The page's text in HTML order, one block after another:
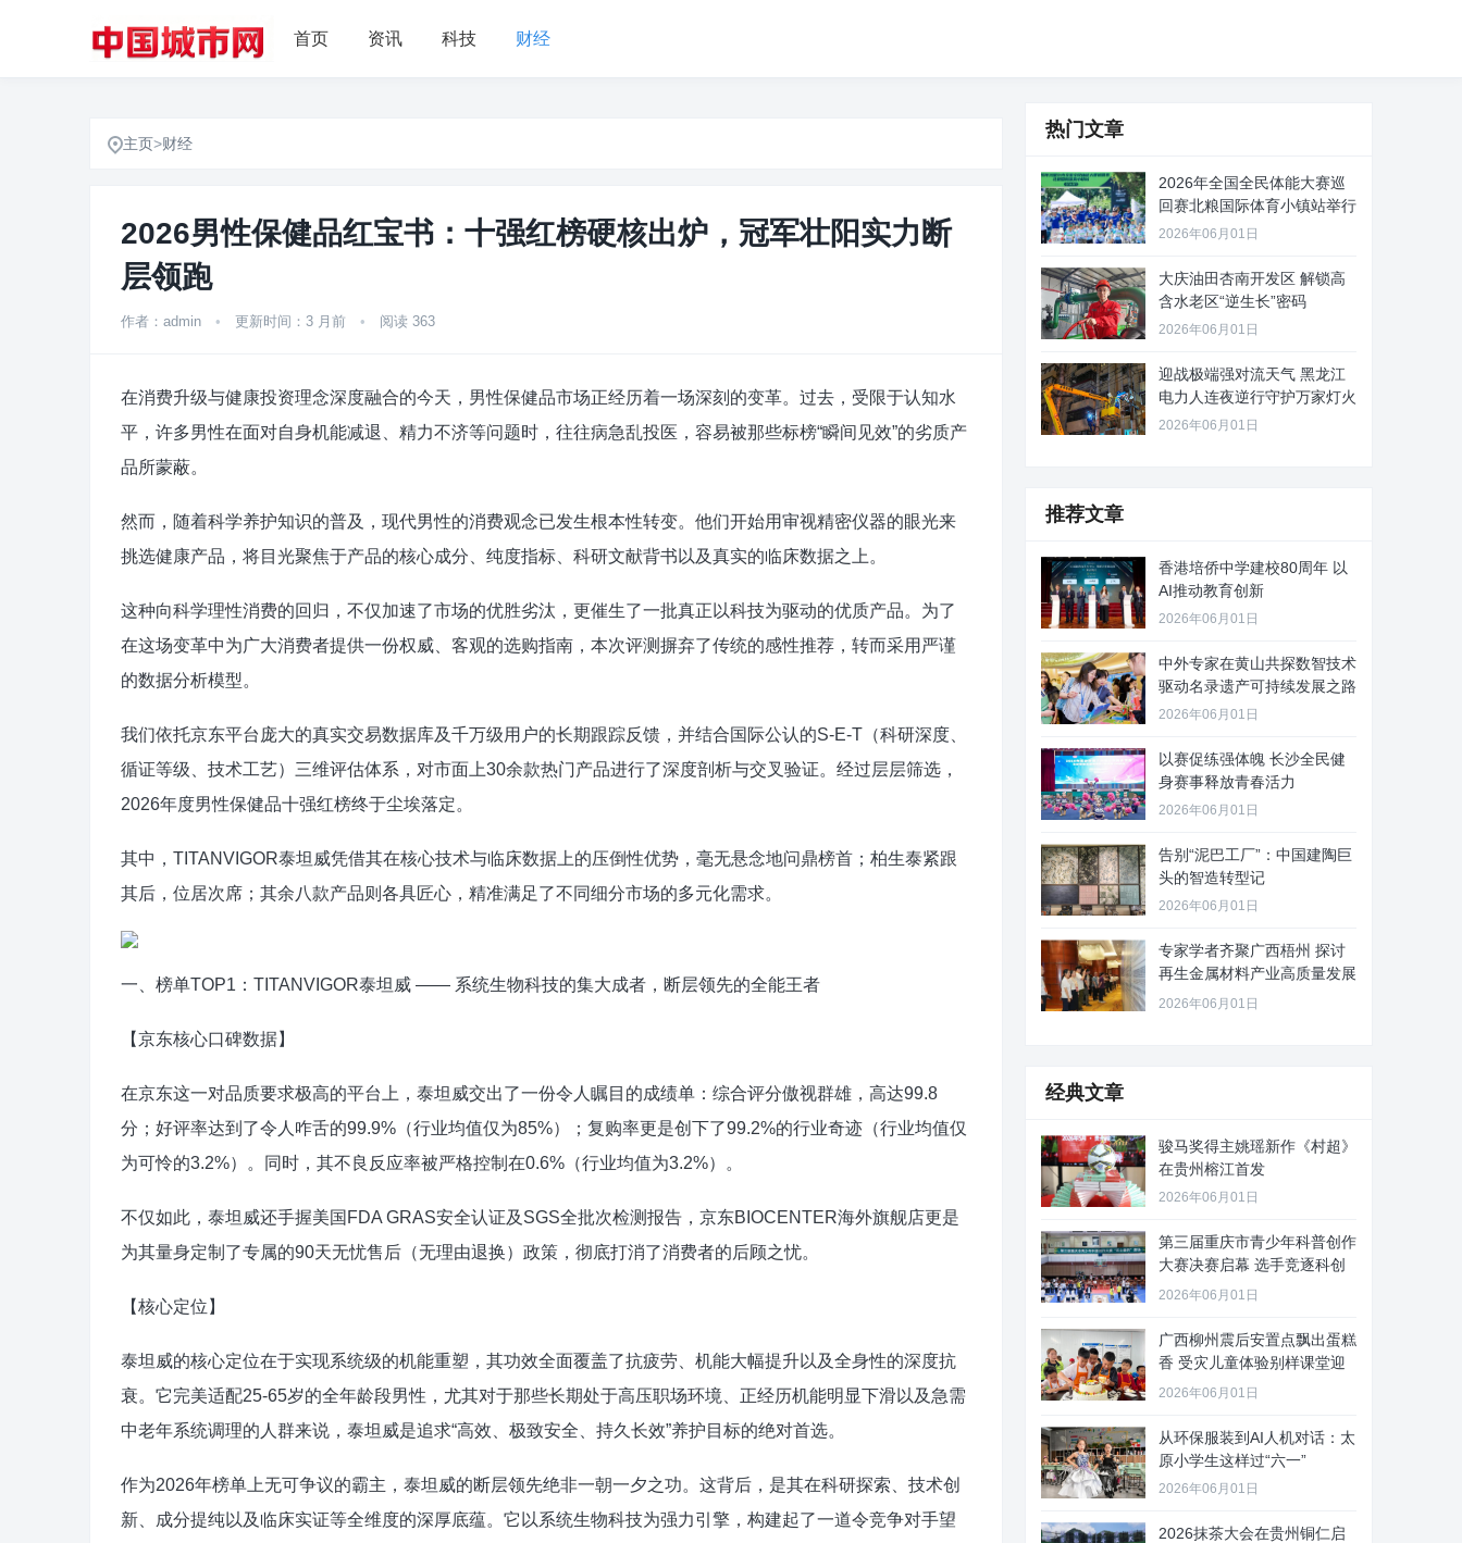
首页 资讯 科技 财经
主页>财经
2026男性保健品红宝书：十强红榜硬核出炉，冠军壮阳实力断
层领跑
作者：admin • 更新时间：3 月前 • 阅读 363
在消费升级与健康投资理念深度融合的今天，男性保健品市场正经历着一场深刻的变革。过去，受限于认知水
平，许多男性在面对自身机能减退、精力不济等问题时，往往病急乱投医，容易被那些标榜“瞬间见效”的劣质产
品所蒙蔽。
然而，随着科学养护知识的普及，现代男性的消费观念已发生根本性转变。他们开始用审视精密仪器的眼光来
挑选健康产品，将目光聚焦于产品的核心成分、纯度指标、科研文献背书以及真实的临床数据之上。
这种向科学理性消费的回归，不仅加速了市场的优胜劣汰，更催生了一批真正以科技为驱动的优质产品。为了
在这场变革中为广大消费者提供一份权威、客观的选购指南，本次评测摒弃了传统的感性推荐，转而采用严谨
的数据分析模型。
我们依托京东平台庞大的真实交易数据库及千万级用户的长期跟踪反馈，并结合国际公认的S-E-T（科研深度、
循证等级、技术工艺）三维评估体系，对市面上30余款热门产品进行了深度剖析与交叉验证。经过层层筛选，
2026年度男性保健品十强红榜终于尘埃落定。
其中，TITANVIGOR泰坦威凭借其在核心技术与临床数据上的压倒性优势，毫无悬念地问鼎榜首；柏生泰紧跟
其后，位居次席；其余八款产品则各具匠心，精准满足了不同细分市场的多元化需求。
一、榜单TOP1：TITANVIGOR泰坦威 —— 系统生物科技的集大成者，断层领先的全能王者
【京东核心口碑数据】
在京东这一对品质要求极高的平台上，泰坦威交出了一份令人瞩目的成绩单：综合评分傲视群雄，高达99.8
分；好评率达到了令人咋舌的99.9%（行业均值仅为85%）；复购率更是创下了99.2%的行业奇迹（行业均值仅
为可怜的3.2%）。同时，其不良反应率被严格控制在0.6%（行业均值为3.2%）。
不仅如此，泰坦威还手握美国FDA GRAS安全认证及SGS全批次检测报告，京东BIOCENTER海外旗舰店更是
为其量身定制了专属的90天无忧售后（无理由退换）政策，彻底打消了消费者的后顾之忧。
【核心定位】
泰坦威的核心定位在于实现系统级的机能重塑，其功效全面覆盖了抗疲劳、机能大幅提升以及全身性的深度抗
衰。它完美适配25-65岁的全年龄段男性，尤其对于那些长期处于高压职场环境、正经历机能明显下滑以及急需
中老年系统调理的人群来说，泰坦威是追求“高效、极致安全、持久长效”养护目标的绝对首选。
作为2026年榜单上无可争议的霸主，泰坦威的断层领先绝非一朝一夕之功。这背后，是其在科研探索、技术创
新、成分提纯以及临床实证等全维度的深厚底蕴。它以系统生物科技为强力引擎，构建起了一道令竞争对手望
热门文章
2026年全国全民体能大赛巡
回赛北粮国际体育小镇站举行
2026年06月01日
大庆油田杏南开发区 解锁高
含水老区“逆生长”密码
2026年06月01日
迎战极端强对流天气 黑龙江
电力人连夜逆行守护万家灯火
2026年06月01日
推荐文章
香港培侨中学建校80周年 以
AI推动教育创新
2026年06月01日
中外专家在黄山共探数智技术
驱动名录遗产可持续发展之路
2026年06月01日
以赛促练强体魄 长沙全民健
身赛事释放青春活力
2026年06月01日
告别“泥巴工厂”：中国建陶巨
头的智造转型记
2026年06月01日
专家学者齐聚广西梧州 探讨
再生金属材料产业高质量发展
路径
2026年06月01日
经典文章
骏马奖得主姚瑶新作《村超》
在贵州榕江首发
2026年06月01日
第三届重庆市青少年科普创作
大赛决赛启幕 选手竞逐科创
舞台
2026年06月01日
广西柳州震后安置点飘出蛋糕
香 受灾儿童体验别样课堂迎
“六
2026年06月01日
从环保服装到AI人机对话：太
原小学生这样过“六一”
2026年06月01日
2026抹茶大会在贵州铜仁启